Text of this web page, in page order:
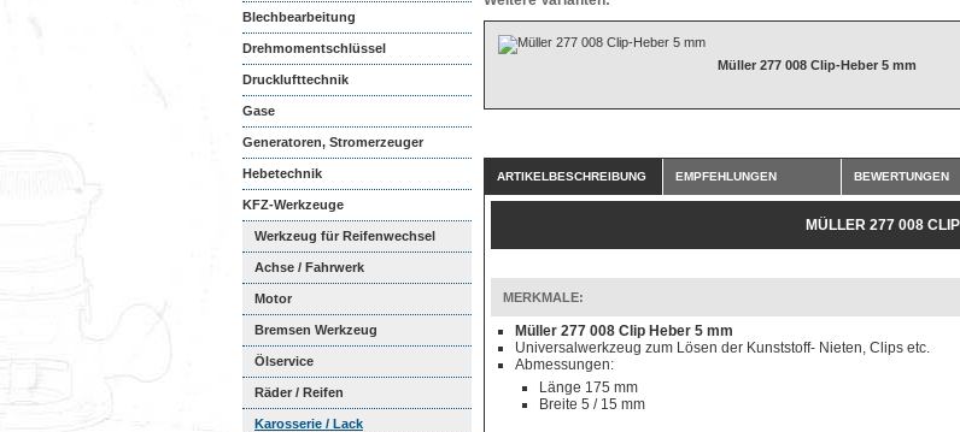
Blechbearbeitung
Drehmomentschlüssel
Drucklufttechnik
Gase
Generatoren, Stromerzeuger
Hebetechnik
KFZ-Werkzeuge
Werkzeug für Reifenwechsel
Achse / Fahrwerk
Motor
Bremsen Werkzeug
Ölservice
Räder / Reifen
Karosserie / Lack
Müller 277 008 Clip-Heber 5 mm
ARTIKELBESCHREIBUNG EMPFEHLUNGEN BEWERTUNGEN
MÜLLER 277 008
MERKMALE:
Müller 277 008 Clip Heber 5 mm
Universalwerkzeug zum Lösen der Kunststoff- Nieten, Clips etc.
Abmessungen:
Länge 175 mm
Breite 5 / 15 mm